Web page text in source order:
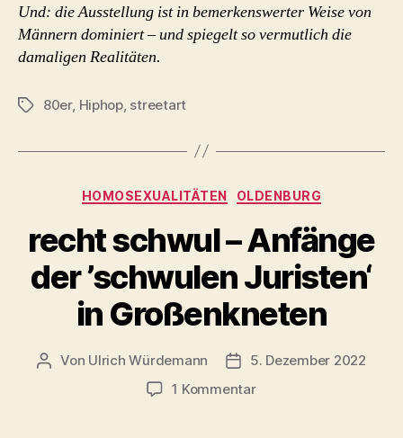
Und: die Ausstellung ist in bemerkenswerter Weise von
Männern dominiert – und spiegelt so vermutlich die
damaligen Realitäten.
Schlagwörter
80er, Hiphop, streetart
Kategorien
HOMOSEXUALITÄTEN OLDENBURG
recht schwul – Anfänge
der ’schwulen Juristen‘
in Großenkneten
Beitragsautor
Von Ulrich Würdemann Beitragsdatum
5. Dezember 2022
1 Kommentarzu